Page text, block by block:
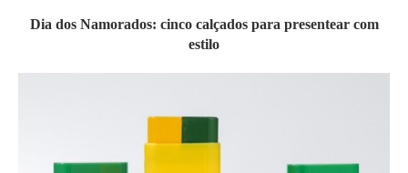
Dia dos Namorados: cinco calçados para presentear com
estilo